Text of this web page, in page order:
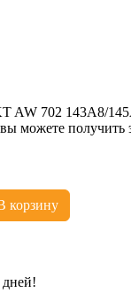
AW 702 143A8/
можете
корзину